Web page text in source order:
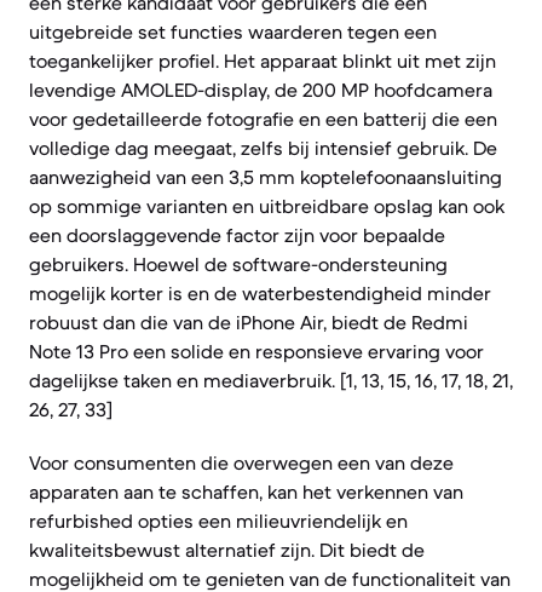
uitgebreide set functies waarderen tegen een
toegankelijker profiel. Het apparaat blinkt uit met zijn
levendige AMOLED-display, de 200 MP hoofdcamera
voor gedetailleerde fotografie en een batterij die een
volledige dag meegaat, zelfs bij intensief gebruik. De
aanwezigheid van een 3,5 mm koptelefoonaansluiting
op sommige varianten en uitbreidbare opslag kan ook
een doorslaggevende factor zijn voor bepaalde
gebruikers. Hoewel de software-ondersteuning
mogelijk korter is en de waterbestendigheid minder
robuust dan die van de iPhone Air, biedt de Redmi
Note 13 Pro een solide en responsieve ervaring voor
dagelijkse taken en mediaverbruik. [1, 13, 15, 16, 17, 18, 21,
26, 27, 33]
Voor consumenten die overwegen een van deze
apparaten aan te schaffen, kan het verkennen van
refurbished opties een milieuvriendelijk en
kwaliteitsbewust alternatief zijn. Dit biedt de
mogelijkheid om te genieten van de functionaliteit van